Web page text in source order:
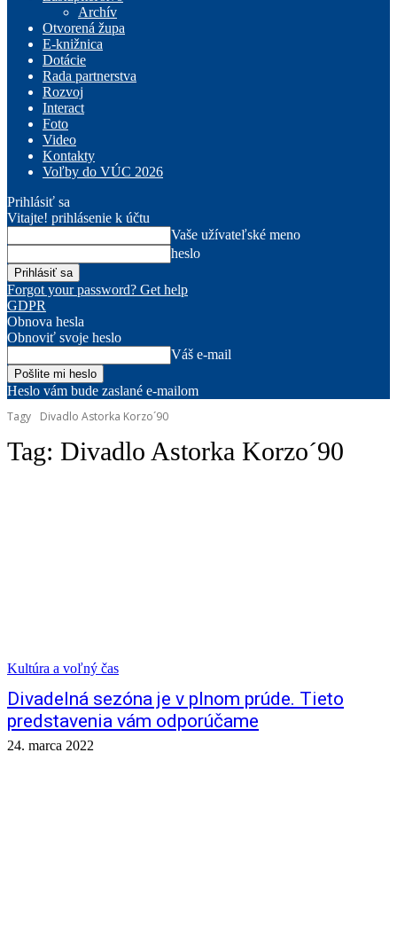
Archív
Otvorená župa
E-knižnica
Dotácie
Rada partnerstva
Rozvoj
Interact
Foto
Video
Kontakty
Voľby do VÚC 2026
Prihlásiť sa
Vitajte! prihlásenie k účtu
Vaše užívateľské meno
heslo
Forgot your password? Get help
GDPR
Obnova hesla
Obnoviť svoje heslo
Váš e-mail
Heslo vám bude zaslané e-mailom
Tagy
Divadlo Astorka Korzo´90
Tag: Divadlo Astorka Korzo´90
Kultúra a voľný čas
Divadelná sezóna je v plnom prúde. Tieto
predstavenia vám odporúčame
24. marca 2022